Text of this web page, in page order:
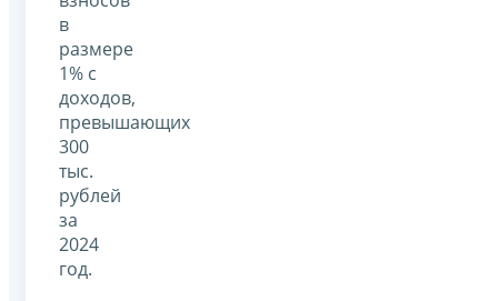
в
размере
1% с
доходов,
превышающих
300
тыс.
рублей
за
2024
год.